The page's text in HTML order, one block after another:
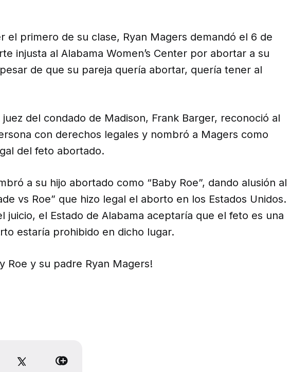
el primero de su clase, Ryan Magers demandó el 6 de
injusta al Alabama Women’s Center por abortar a su
de que su pareja quería abortar, quería tener al
del condado de Madison, Frank Barger, reconoció al
con derechos legales y nombró a Magers como
del feto abortado.
a su hijo abortado como “Baby Roe”, dando alusión al
vs Roe” que hizo legal el aborto en los Estados Unidos.
juicio, el Estado de Alabama aceptaría que el feto es una
estaría prohibido en dicho lugar.
Roe y su padre Ryan Magers!